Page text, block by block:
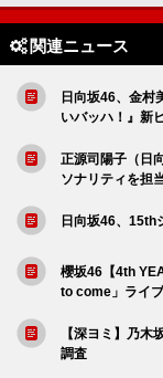
関連ニュース
日向坂46、金村
いバッハ！』新
正源司陽子（日
ソナリティを担
日向坂46、15th
櫻坂46【4th
to come」ライ
【深ヨミ】乃
調査